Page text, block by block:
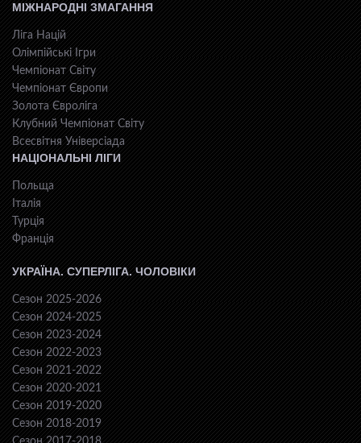
МІЖНАРОДНІ ЗМАГАННЯ
Ліга Націй
Олімпійські Ігри
Чемпіонат Світу
Чемпіонат Європи
Золота Євроліга
Клубний Чемпіонат Світу
Всесвiтня Унiверсiaда
НАЦІОНАЛЬНІ ЛІГИ
Польща
Італія
Турція
Франція
УКРАЇНА. СУПЕРЛІГА. ЧОЛОВІКИ
Сезон 2025-2026
Сезон 2024-2025
Сезон 2023-2024
Сезон 2022-2023
Сезон 2021-2022
Сезон 2020-2021
Сезон 2019-2020
Сезон 2018-2019